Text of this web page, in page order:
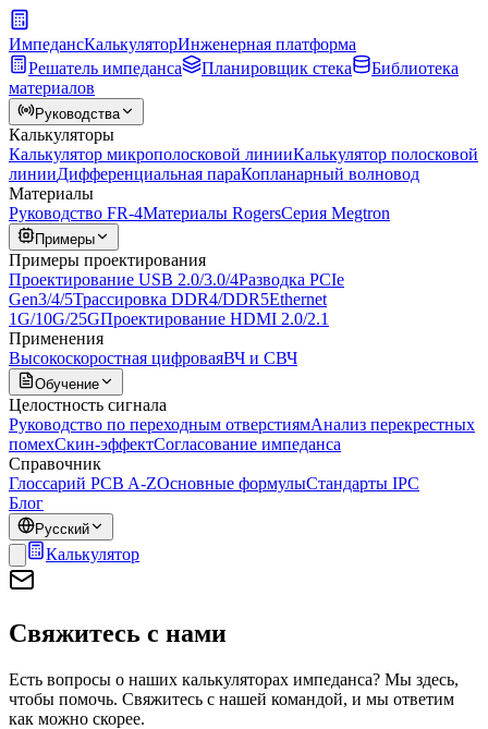
ИмпедансКалькуляторИнженерная платформа
Решатель импеданса
Планировщик стека
Библиотека
материалов
Руководства
Калькуляторы
Калькулятор микрополосковой линииКалькулятор полосковой
линииДифференциальная параКопланарный волновод
Материалы
Руководство FR-4Материалы RogersСерия Megtron
Примеры
Примеры проектирования
Проектирование USB 2.0/3.0/4Разводка PCIe
Gen3/4/5Трассировка DDR4/DDR5Ethernet
1G/10G/25GПроектирование HDMI 2.0/2.1
Применения
Высокоскоростная цифроваяВЧ и СВЧ
Обучение
Целостность сигнала
Руководство по переходным отверстиямАнализ перекрестных
помехСкин-эффектСогласование импеданса
Справочник
Глоссарий PCB A-ZОсновные формулыСтандарты IPC
Блог
Русский
Калькулятор
Свяжитесь с нами
Есть вопросы о наших калькуляторах импеданса? Мы здесь,
чтобы помочь. Свяжитесь с нашей командой, и мы ответим
как можно скорее.